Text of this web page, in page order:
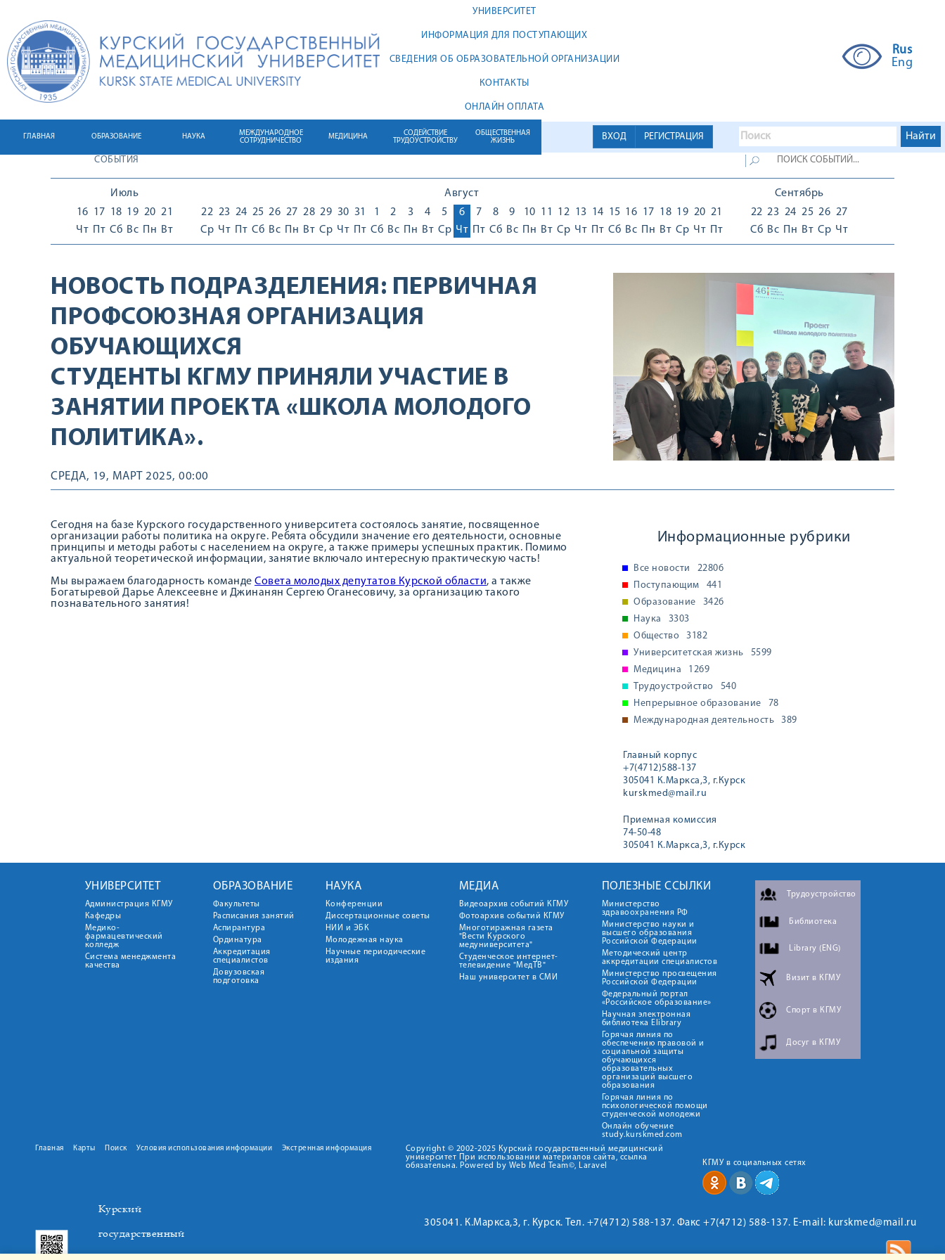
УНИВЕРСИТЕТ
ИНФОРМАЦИЯ ДЛЯ ПОСТУПАЮЩИХ
СВЕДЕНИЯ ОБ ОБРАЗОВАТЕЛЬНОЙ ОРГАНИЗАЦИИ
КОНТАКТЫ
ОНЛАЙН ОПЛАТА
Rus
Eng
ВХОД РЕГИСТРАЦИЯ
ГЛАВНАЯ ОБРАЗОВАНИЕ НАУКА
МЕЖДУНАРОДНОЕ
СОТРУДНИЧЕСТВО
МЕДИЦИНА
СОДЕЙСТВИЕ
ТРУДОУСТРОЙСТВУ
ОБЩЕСТВЕННАЯ
ЖИЗНЬ
СОБЫТИЯ
Июль
16
Чт
17
Пт
18
Сб
19
Вс
20
Пн
21
Вт
Август
22
Ср
23
Чт
24
Пт
25
Сб
26
Вс
27
Пн
28
Вт
29
Ср
30
Чт
31
Пт
1
Сб
2
Вс
3
Пн
4
Вт
5
Ср
6
Чт
7
Пт
8
Сб
9
Вс
10
Пн
11
Вт
12
Ср
13
Чт
14
Пт
15
Сб
16
Вс
17
Пн
18
Вт
19
Ср
20
Чт
21
Пт
Сентябрь
22
Сб
23
Вс
24
Пн
25
Вт
26
Ср
27
Чт
НОВОСТЬ ПОДРАЗДЕЛЕНИЯ: ПЕРВИЧНАЯ
ПРОФСОЮЗНАЯ ОРГАНИЗАЦИЯ
ОБУЧАЮЩИХСЯ
СТУДЕНТЫ КГМУ ПРИНЯЛИ УЧАСТИЕ В
ЗАНЯТИИ ПРОЕКТА «ШКОЛА МОЛОДОГО
ПОЛИТИКА».
СРЕДА, 19, МАРТ 2025, 00:00
Сегодня на базе Курского государственного университета состоялось занятие, посвященное
организации работы политика на округе. Ребята обсудили значение его деятельности, основные
принципы и методы работы с населением на округе, а также примеры успешных практик. Помимо
актуальной теоретической информации, занятие включало интересную практическую часть!
Мы выражаем благодарность команде Совета молодых депутатов Курской области, а также
Богатыревой Дарье Алексеевне и Джинанян Сергею Оганесовичу, за организацию такого
познавательного занятия!
Информационные рубрики
Все новости
22806
Поступающим
441
Образование
3426
Наука
3303
Общество
3182
Университетская жизнь
5599
Медицина
1269
Трудоустройство
540
Непрерывное образование
78
Международная деятельность
389
Главный корпус
+7(4712)588-137
305041 К.Маркса,3, г.Курск
kurskmed@mail.ru
Приемная комиссия
74-50-48
305041 К.Маркса,3, г.Курск
УНИВЕРСИТЕТ
Администрация КГМУ
Кафедры
Медико-
фармацевтический
колледж
Система менеджмента
качества
ОБРАЗОВАНИЕ
Факультеты
Расписания занятий
Аспирантура
Ординатура
Аккредитация
специалистов
Довузовская
подготовка
НАУКА
Конференции
Диссертационные советы
НИИ и ЭБК
Молодежная наука
Научные периодические
издания
МЕДИА
Видеоархив событий КГМУ
Фотоархив событий КГМУ
Многотиражная газета
"Вести Курского
медуниверситета"
Студенческое интернет-
телевидение "МедТВ"
Наш университет в СМИ
ПОЛЕЗНЫЕ ССЫЛКИ
Министерство
здравоохранения РФ
Министерство науки и
высшего образования
Российской Федерации
Методический центр
аккредитации специалистов
Министерство просвещения
Российской Федерации
Федеральный портал
«Российское образование»
Научная электронная
библиотека Elibrary
Горячая линия по
обеспечению правовой и
социальной защиты
обучающихся
образовательных
организаций высшего
образования
Горячая линия по
психологической помощи
студенческой молодежи
Онлайн обучение
study.kurskmed.com
Трудоустройство
Библиотека
Library (ENG)
Визит в КГМУ
Спорт в КГМУ
Досуг в КГМУ
Главная Карты Поиск Условия использования информации Экстренная информация
Copyright © 2002-2025 Курский государственный медицинский
университет При использовании материалов сайта, ссылка
обязательна. Powered by Web Med Team©, Laravel
КГМУ в социальных сетях
Курский
государственный
305041. К.Маркса,3, г. Курск. Тел. +7(4712) 588-137. Факс +7(4712) 588-137. E-mail: kurskmed@mail.ru